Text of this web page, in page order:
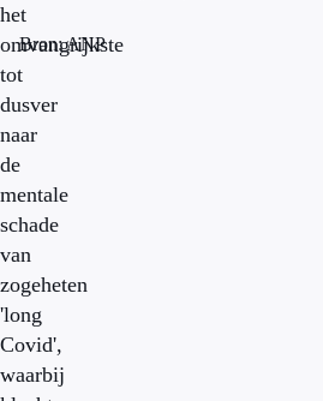
het
omvangrijkste
tot
dusver
naar
de
mentale
schade
van
zogeheten
'long
Covid',
waarbij
Bron: ANP